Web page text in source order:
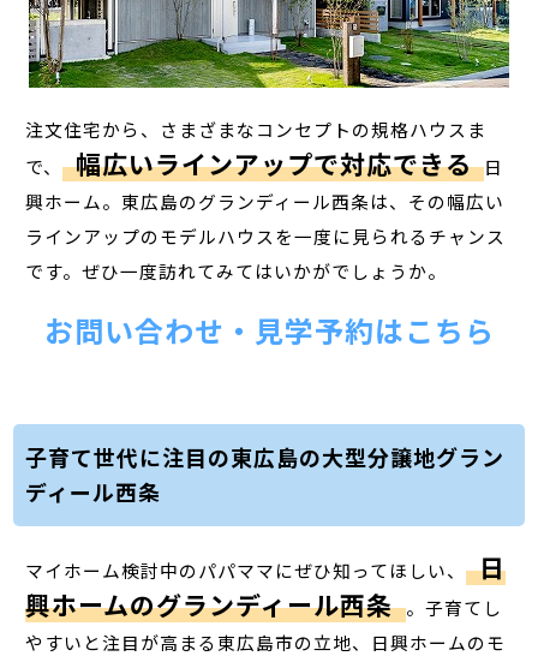
注文住宅から、さまざまなコンセプトの規格ハウスま
で、 幅広いラインアップで対応できる 日
興ホーム。東広島のグランディール西条は、その幅広い
ラインアップのモデルハウスを一度に見られるチャンス
です。ぜひ一度訪れてみてはいかがでしょうか。
お問い合わせ・見学予約はこちら
子育て世代に注目の東広島の大型分譲地グラン
ディール西条
マイホーム検討中のパパママにぜひ知ってほしい、 日
興ホームのグランディール西条 。子育てし
やすいと注目が高まる東広島市の立地、日興ホームのモ